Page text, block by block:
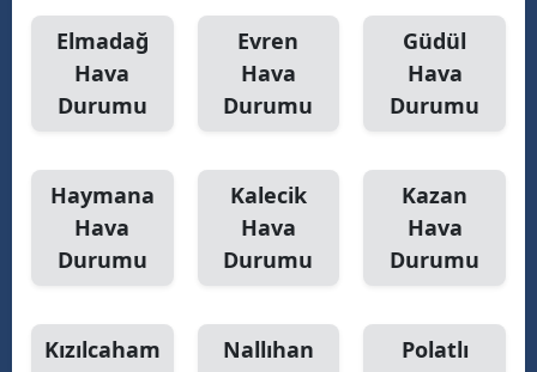
Elmadağ
Hava
Durumu
Evren
Hava
Durumu
Güdül
Hava
Durumu
Haymana
Hava
Durumu
Kalecik
Hava
Durumu
Kazan
Hava
Durumu
Kızılcaham
Nallıhan
Polatlı